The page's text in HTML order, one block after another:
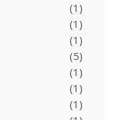
(1)
(1)
(1)
(5)
(1)
(1)
(1)